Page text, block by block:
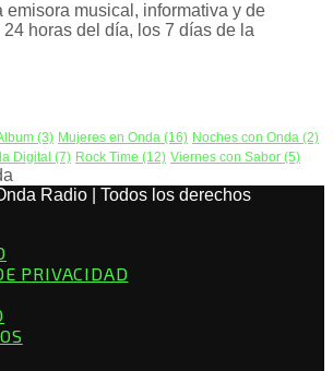
emisora musical, informativa y de
horas del día, los 7 días de la
(3) Mujeres en Onda (16) Noches con Onda (2)
Digital (7) Rock Time (12) Viernes con Sabor (5)
Radio | Todos los derechos
PRIVACIDAD